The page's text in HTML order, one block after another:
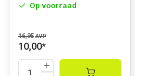
Op voorraad
16,95 AVP
10,00*